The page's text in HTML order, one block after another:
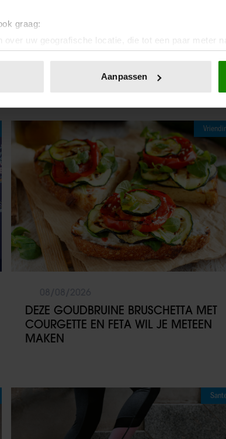
graag:
over uw geografische locatie, die tot een paar meter
door het actief te scannen op specifieke
of intrekken in de Cookieverklaring.
en advertenties te personaliseren, om functies
Ook delen we informatie over uw gebruik van onze
Deze partners kunnen deze gegevens combineren
op basis van uw gebruik van hun services. U
Aanpassen
mogelijkheden om de internationale
weten in een verklaring.
DEZE GOUDBRUINE BRUSCHETTA MET
COURGETTE EN FETA WIL JE METEEN
MAKEN